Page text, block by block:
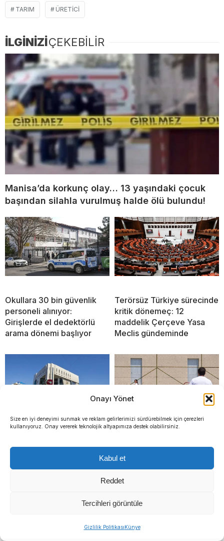
Onayı Yönet
Size en iyi deneyimi sunmak ve reklam gelirlerimizi sürdürebilmek için çerezleri
kullanıyoruz. Onay vererek teknolojik altyapımıza destek olabilirsiniz.
Kabul et
Reddet
Tercihleri görüntüle
Gizlilik PolitikasıKünye
TARIM ÜRETICI
İLGİNİZİÇEKEBİLİR
Manisa’da korkunç olay… 13 yaşındaki çocuk
başından silahla vurulmuş halde ölü bulundu!
Okullara 30 bin güvenlik
personeli alınıyor:
Girişlerde el dedektörlü
arama dönemi başlıyor
Terörsüz Türkiye sürecinde
kritik dönemeç: 12
maddelik Çerçeve Yasa
Meclis gündeminde
kortlarda şampiyonluğa
hazırlıyor